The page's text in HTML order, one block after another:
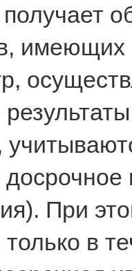
имеющих
При
в